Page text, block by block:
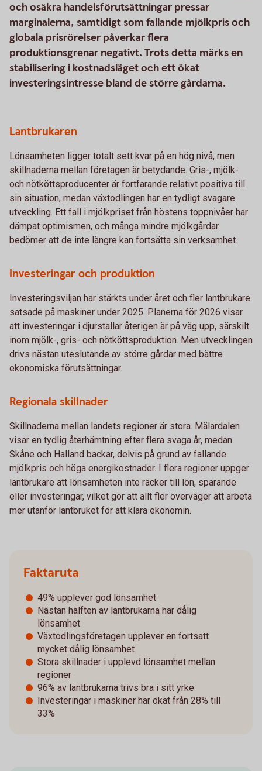
och osäkra handelsförutsättningar pressar
marginalerna, samtidigt som fallande mjölkpris och
globala prisrörelser påverkar flera
produktionsgrenar negativt. Trots detta märks en
stabilisering i kostnadsläget och ett ökat
investeringsintresse bland de större gårdarna.
Lantbrukaren
Lönsamheten ligger totalt sett kvar på en hög nivå, men
skillnaderna mellan företagen är betydande. Gris-, mjölk-
och nötköttsproducenter är fortfarande relativt positiva till
sin situation, medan växtodlingen har en tydligt svagare
utveckling. Ett fall i mjölkpriset från höstens toppnivåer har
dämpat optimismen, och många mindre mjölkgårdar
bedömer att de inte längre kan fortsätta sin verksamhet.
Investeringar och produktion
Investeringsviljan har stärkts under året och fler lantbrukare
satsade på maskiner under 2025. Planerna för 2026 visar
att investeringar i djurstallar återigen är på väg upp, särskilt
inom mjölk-, gris- och nötköttsproduktion. Men utvecklingen
drivs nästan uteslutande av större gårdar med bättre
ekonomiska förutsättningar.
Regionala skillnader
Skillnaderna mellan landets regioner är stora. Mälardalen
visar en tydlig återhämtning efter flera svaga år, medan
Skåne och Halland backar, delvis på grund av fallande
mjölkpris och höga energikostnader. I flera regioner uppger
lantbrukare att lönsamheten inte räcker till lön, sparande
eller investeringar, vilket gör att allt fler överväger att arbeta
mer utanför lantbruket för att klara ekonomin.
Faktaruta
49% upplever god lönsamhet
Nästan hälften av lantbrukarna har dålig
lönsamhet
Växtodlingsföretagen upplever en fortsatt
mycket dålig lönsamhet
Stora skillnader i upplevd lönsamhet mellan
regioner
96% av lantbrukarna trivs bra i sitt yrke
Investeringar i maskiner har ökat från 28% till
33%